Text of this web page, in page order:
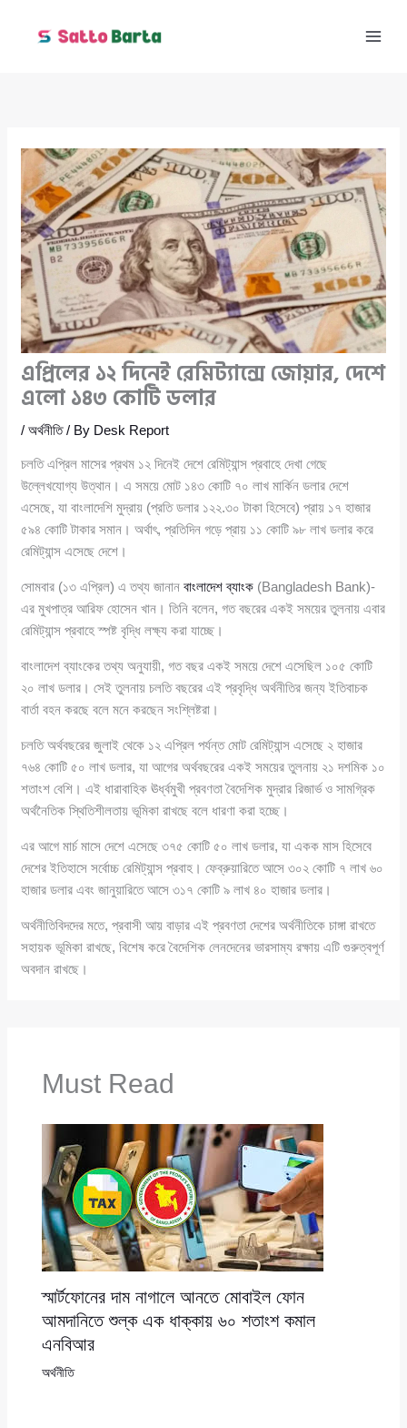
এপ্রিলের ১২ দিনেই রেমিট্যান্সে জোয়ার, দেশে
এলো ১৪৩ কোটি ডলার
/অর্থনীতি/ By Desk Report
চলতি এপ্রিল মাসের প্রথম ১২ দিনেই দেশে রেমিট্যান্স প্রবাহে দেখা গেছে
উল্লেখযোগ্য উত্থান। এ সময়ে মোট ১৪৩ কোটি ৭০ লাখ মার্কিন ডলার দেশে
এসেছে, যা বাংলাদেশি মুদ্রায় (প্রতি ডলার ১২২.৩০ টাকা হিসেবে) প্রায় ১৭ হাজার
৫৯৪ কোটি টাকার সমান। অর্থাৎ, প্রতিদিন গড়ে প্রায় ১১ কোটি ৯৮ লাখ ডলার করে
রেমিট্যান্স এসেছে দেশে।
সোমবার (১৩ এপ্রিল) এ তথ্য জানানবাংলাদেশ ব্যাংক (Bangladesh Bank)-
এর মুখপাত্র আরিফ হোসেন খান। তিনি বলেন, গত বছরের একই সময়ের তুলনায় এবার
রেমিট্যান্স প্রবাহে স্পষ্ট বৃদ্ধি লক্ষ্য করা যাচ্ছে।
বাংলাদেশ ব্যাংকের তথ্য অনুযায়ী, গত বছর একই সময়ে দেশে এসেছিল ১০৫ কোটি
২০ লাখ ডলার। সেই তুলনায় চলতি বছরের এই প্রবৃদ্ধি অর্থনীতির জন্য ইতিবাচক
বার্তা বহন করছে বলে মনে করছেন সংশ্লিষ্টরা।
চলতি অর্থবছরের জুলাই থেকে ১২ এপ্রিল পর্যন্ত মোট রেমিট্যান্স এসেছে ২ হাজার
৭৬৪ কোটি ৫০ লাখ ডলার, যা আগের অর্থবছরের একই সময়ের তুলনায় ২১ দশমিক ১০
শতাংশ বেশি। এই ধারাবাহিক ঊর্ধ্বমুখী প্রবণতা বৈদেশিক মুদ্রার রিজার্ভ ও সামগ্রিক
অর্থনৈতিক স্থিতিশীলতায় ভূমিকা রাখছে বলে ধারণা করা হচ্ছে।
এর আগে মার্চ মাসে দেশে এসেছে ৩৭৫ কোটি ৫০ লাখ ডলার, যা একক মাস হিসেবে
দেশের ইতিহাসে সর্বোচ্চ রেমিট্যান্স প্রবাহ। ফেব্রুয়ারিতে আসে ৩০২ কোটি ৭ লাখ ৬০
হাজার ডলার এবং জানুয়ারিতে আসে ৩১৭ কোটি ৯ লাখ ৪০ হাজার ডলার।
অর্থনীতিবিদদের মতে, প্রবাসী আয় বাড়ার এই প্রবণতা দেশের অর্থনীতিকে চাঙ্গা রাখতে
সহায়ক ভূমিকা রাখছে, বিশেষ করে বৈদেশিক লেনদেনের ভারসাম্য রক্ষায় এটি গুরুত্বপূর্ণ
অবদান রাখছে।
Must Read
স্মার্টফোনের দাম নাগালে আনতে মোবাইল ফোন
আমদানিতে শুল্ক এক ধাক্কায় ৬০ শতাংশ কমাল
এনবিআর
অর্থনীতি